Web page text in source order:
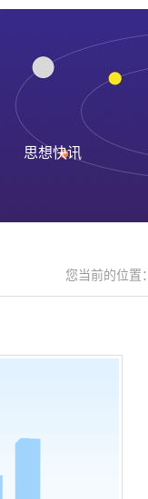
思想快讯
您当前的位置：